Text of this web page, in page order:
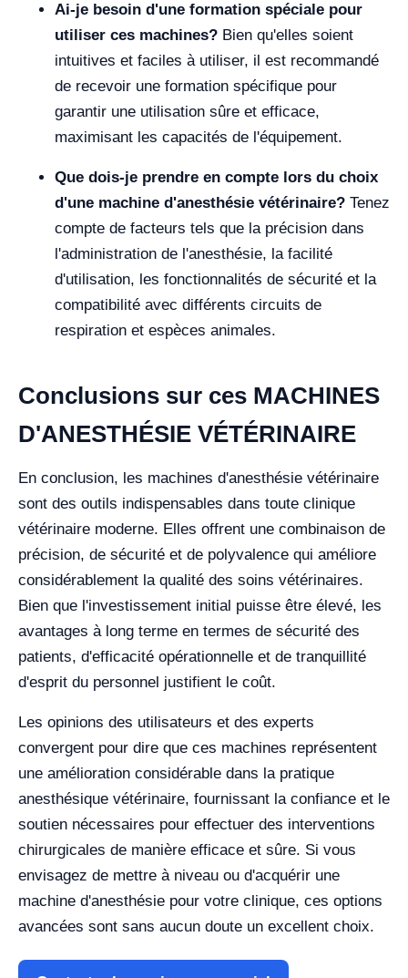
Ai-je besoin d'une formation spéciale pour
utiliser ces machines? Bien qu'elles soient
intuitives et faciles à utiliser, il est recommandé
de recevoir une formation spécifique pour
garantir une utilisation sûre et efficace,
maximisant les capacités de l'équipement.
Que dois-je prendre en compte lors du choix
d'une machine d'anesthésie vétérinaire? Tenez
compte de facteurs tels que la précision dans
l'administration de l'anesthésie, la facilité
d'utilisation, les fonctionnalités de sécurité et la
compatibilité avec différents circuits de
respiration et espèces animales.
Conclusions sur ces MACHINES
D'ANESTHÉSIE VÉTÉRINAIRE
En conclusion, les machines d'anesthésie vétérinaire
sont des outils indispensables dans toute clinique
vétérinaire moderne. Elles offrent une combinaison de
précision, de sécurité et de polyvalence qui améliore
considérablement la qualité des soins vétérinaires.
Bien que l'investissement initial puisse être élevé, les
avantages à long terme en termes de sécurité des
patients, d'efficacité opérationnelle et de tranquillité
d'esprit du personnel justifient le coût.
Les opinions des utilisateurs et des experts
convergent pour dire que ces machines représentent
une amélioration considérable dans la pratique
anesthésique vétérinaire, fournissant la confiance et le
soutien nécessaires pour effectuer des interventions
chirurgicales de manière efficace et sûre. Si vous
envisagez de mettre à niveau ou d'acquérir une
machine d'anesthésie pour votre clinique, ces options
avancées sont sans aucun doute un excellent choix.